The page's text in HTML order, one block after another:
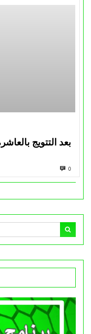
بعد التتويج
0